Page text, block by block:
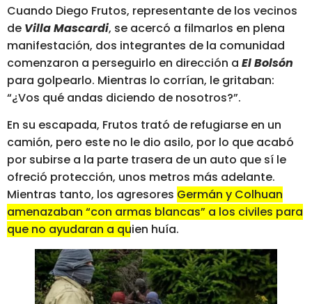
Cuando Diego Frutos, representante de los vecinos
de Villa Mascardi, se acercó a filmarlos en plena
manifestación, dos integrantes de la comunidad
comenzaron a perseguirlo en dirección a El Bolsón
para golpearlo. Mientras lo corrían, le gritaban:
“¿Vos qué andas diciendo de nosotros?”.
En su escapada, Frutos trató de refugiarse en un
camión, pero este no le dio asilo, por lo que acabó
por subirse a la parte trasera de un auto que sí le
ofreció protección, unos metros más adelante.
Mientras tanto, los agresores Germán y Colhuan
amenazaban “con armas blancas” a los civiles para
que no ayudaran a quien huía.